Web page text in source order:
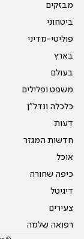
מבזקים
ביטחוני
פוליטי-מדיני
בארץ
בעולם
משפט ופלילים
כלכלה ונדל"ן
דעות
חדשות המגזר
אוכל
כיפה שחורה
דיגיטל
צעירים
רפואה שלמה